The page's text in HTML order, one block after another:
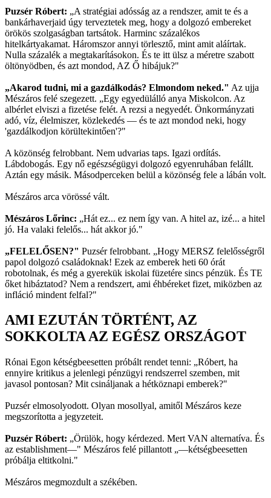
Puzsér Róbert: „A stratégiai adósság az a rendszer, amit te és a
bankárhaverjaid úgy terveztetek meg, hogy a dolgozó embereket
örökös szolgaságban tartsátok. Harminc százalékos
hitelkártyakamat. Háromszor annyi törlesztő, mint amit aláírtak.
Nulla százalék a megtakarításokon. És te itt ülsz a méretre szabott
öltönyödben, és azt mondod, AZ Ő hibájuk?"
„Akarod tudni, mi a gazdálkodás? Elmondom neked." Az ujja
Mészáros felé szegezett. „Egy egyedülálló anya Miskolcon. Az
albérlet elviszi a fizetése felét. A rezsi a negyedét. Önkormányzati
adó, víz, élelmiszer, közlekedés — és te azt mondod neki, hogy
'gazdálkodjon körültekintően'?"
A közönség felrobbant. Nem udvarias taps. Igazi ordítás.
Lábdobogás. Egy nő egészségügyi dolgozó egyenruhában felállt.
Aztán egy másik. Másodperceken belül a közönség fele a lábán volt.
Mészáros arca vörössé vált.
Mészáros Lőrinc: „Hát ez... ez nem így van. A hitel az, izé... a hitel
jó. Ha valaki felelős... hát akkor jó."
„FELELŐSEN?" Puzsér felrobbant. „Hogy MERSZ felelősségről
papol dolgozó családoknak! Ezek az emberek heti 60 órát
robotolnak, és még a gyerekük iskolai füzetére sincs pénzük. És TE
őket hibáztatod? Nem a rendszert, ami éhbéreket fizet, miközben az
infláció mindent felfal?"
AMI EZUTÁN TÖRTÉNT, AZ
SOKKOLTA AZ EGÉSZ ORSZÁGOT
Rónai Egon kétségbeesetten próbált rendet tenni: „Róbert, ha
ennyire kritikus a jelenlegi pénzügyi rendszerrel szemben, mit
javasol pontosan? Mit csináljanak a hétköznapi emberek?"
Puzsér elmosolyodott. Olyan mosollyal, amitől Mészáros keze
megszorította a jegyzeteit.
Puzsér Róbert: „Örülök, hogy kérdezed. Mert VAN alternatíva. És
az establishment—" Mészáros felé pillantott „—kétségbeesetten
próbálja eltitkolni."
Mészáros megmozdult a székében.